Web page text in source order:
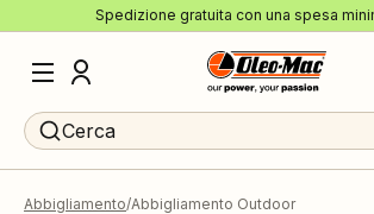
Spedizione gratuita con una spesa
Cerca
Abbigliamento Abbigliamento Outdoor